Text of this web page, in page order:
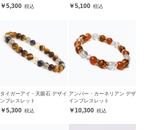
5,300 5,100
タイガーアイ・天眼石 デザイ
ンブレスレット
5,300
アンバー・カーネリアン デザ
インブレスレット
10,300